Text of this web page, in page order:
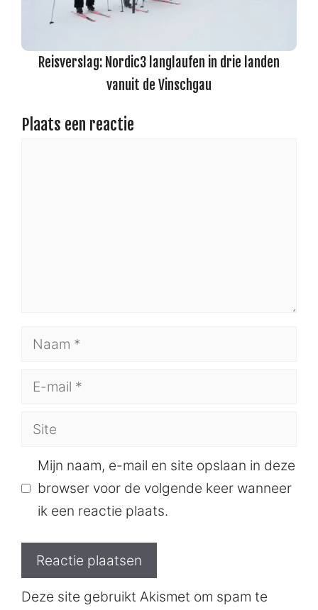
Reisverslag: Nordic3 langlaufen in drie landen
vanuit de Vinschgau
Plaats een reactie
Naam
E-
Site
Mijn naam, e-mail en site opslaan in deze
browser voor de volgende keer wanneer
ik een reactie plaats.
Deze site gebruikt Akismet om spam te